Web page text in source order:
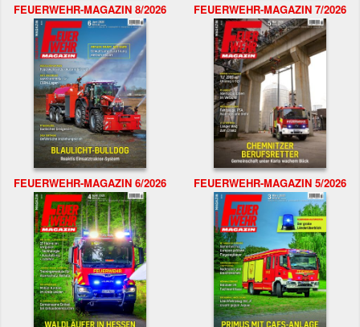
FEUERWEHR-MAGAZIN 8/2026 FEUERWEHR-MAGAZIN 7/2026
FEUERWEHR-MAGAZIN 6/2026 FEUERWEHR-MAGAZIN 5/2026